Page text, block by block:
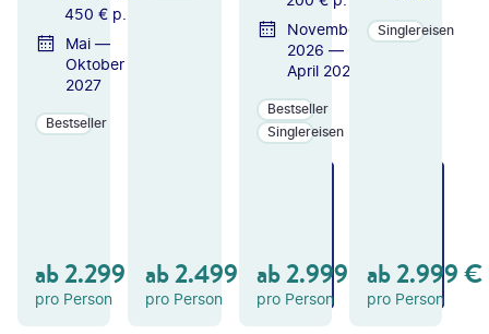
450 € p. P.
Mai —
Oktober
2027
Bestseller
ab2.299 €
pro Person
B
OT
ab2.499 €
pro Person
B
OT
November
2026 —
April 2027
Bestseller
Singlereisen
ab2.999 €
pro Person
B
OT
Singlereisen
ab2.999€
pro Person